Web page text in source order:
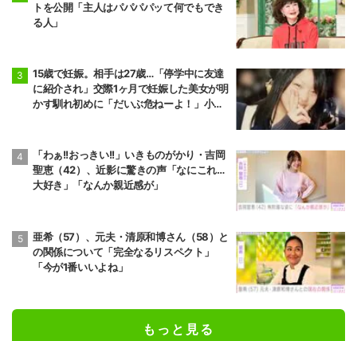
トを公開「主人はパパパパッて何でもでき
る人」
15歳で妊娠。相手は27歳…「停学中に友達
に紹介され」交際1ヶ月で妊娠した美女が明
かす馴れ初めに「だいぶ危ねーよ！」小森
「わぁ!!おっきい!!」いきものがかり・吉岡
聖恵（42）、近影に驚きの声「なにこれ…
大好き」「なんか親近感が」
亜希（57）、元夫・清原和博さん（58）と
の関係について「完全なるリスペクト」
「今が1番いいよね」
もっと見る